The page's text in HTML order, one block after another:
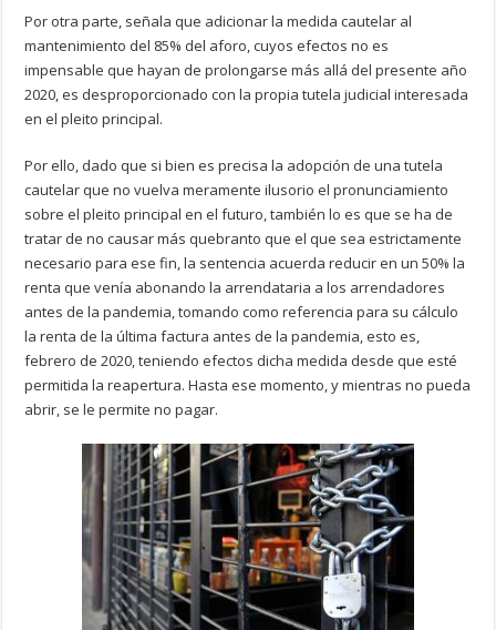
Por otra parte, señala que adicionar la medida cautelar al
mantenimiento del 85% del aforo, cuyos efectos no es
impensable que hayan de prolongarse más allá del presente año
2020, es desproporcionado con la propia tutela judicial interesada
en el pleito principal.
Por ello, dado que si bien es precisa la adopción de una tutela
cautelar que no vuelva meramente ilusorio el pronunciamiento
sobre el pleito principal en el futuro, también lo es que se ha de
tratar de no causar más quebranto que el que sea estrictamente
necesario para ese fin, la sentencia acuerda reducir en un 50% la
renta que venía abonando la arrendataria a los arrendadores
antes de la pandemia, tomando como referencia para su cálculo
la renta de la última factura antes de la pandemia, esto es,
febrero de 2020, teniendo efectos dicha medida desde que esté
permitida la reapertura. Hasta ese momento, y mientras no pueda
abrir, se le permite no pagar.